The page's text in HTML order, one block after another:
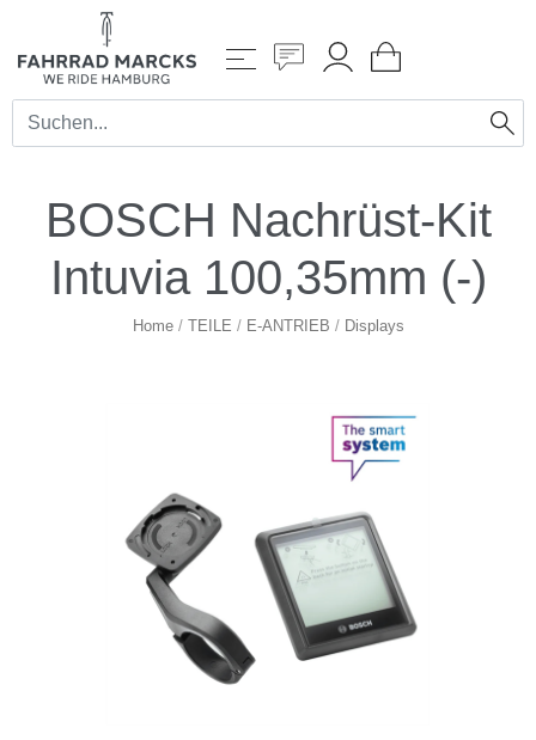
BOSCH Nachrüst-Kit
Intuvia 100,35mm (-)
Home/ TEILE / E-ANTRIEB / Displays